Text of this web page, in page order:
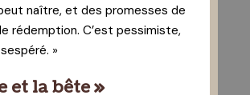
naître, et des promesses de
rédemption. C’est pessimiste,
»
et la bête »